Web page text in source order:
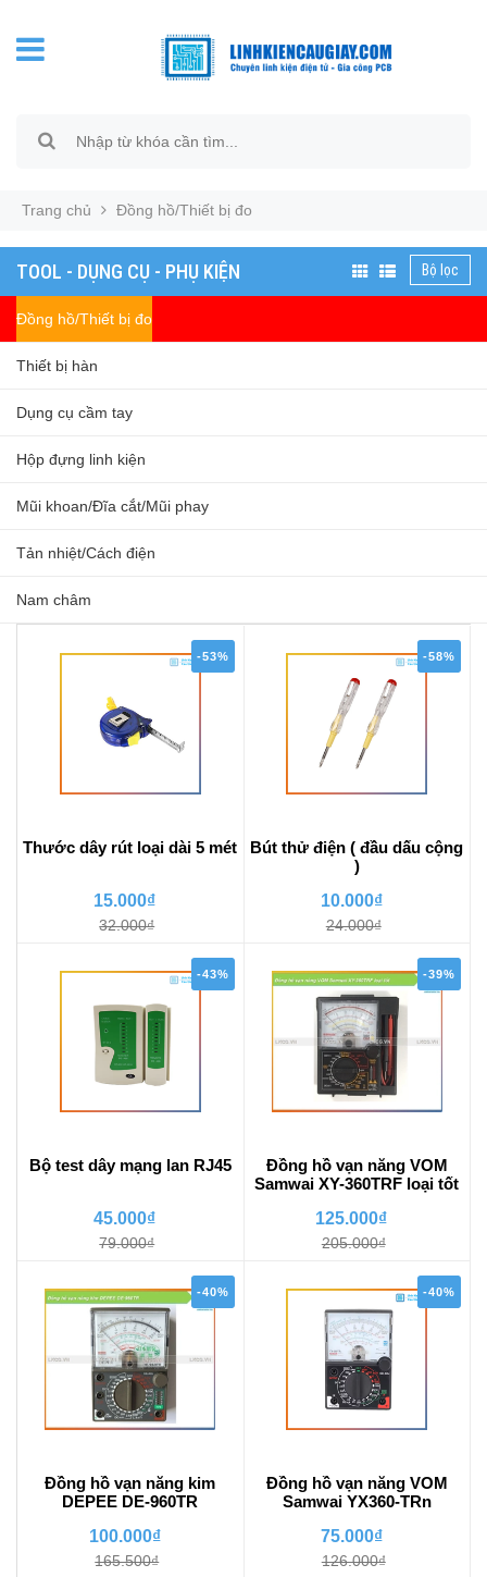
Trang chủ Đồng hồ/Thiết bị đo
TOOL - DỤNG CỤ - PHỤ KIỆN Bộ lọc
Đồng hồ/Thiết bị đo
Thiết bị hàn
Dụng cụ cầm tay
Hộp đựng linh kiện
Mũi khoan/Đĩa cắt/Mũi phay
Tản nhiệt/Cách điện
Nam châm
-53%
Thước dây rút loại dài 5 mét
15.000₫
32.000₫
-58%
Bút thử điện ( đầu dấu cộng
)
10.000₫
24.000₫
-43%
Bộ test dây mạng lan RJ45
45.000₫
79.000₫
-39%
Đồng hồ vạn năng VOM
Samwai XY-360TRF loại tốt
125.000₫
205.000₫
-40%
Đồng hồ vạn năng kim
DEPEE DE-960TR
100.000₫
165.500₫
-40%
Đồng hồ vạn năng VOM
Samwai YX360-TRn
75.000₫
126.000₫